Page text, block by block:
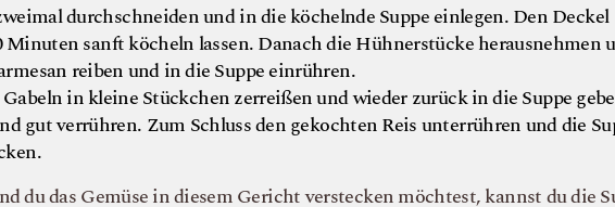
durchschneiden und in die köchelnde Suppe einlegen. Den Deckel
Minuten sanft köcheln lassen. Danach die Hühnerstücke herausnehmen
reiben und in die Suppe einrühren.
in kleine Stückchen zerreißen und wieder zurück in die Suppe
gut verrühren. Zum Schluss den gekochten Reis unterrühren und die
du das Gemüse in diesem Gericht verstecken möchtest, kannst du die